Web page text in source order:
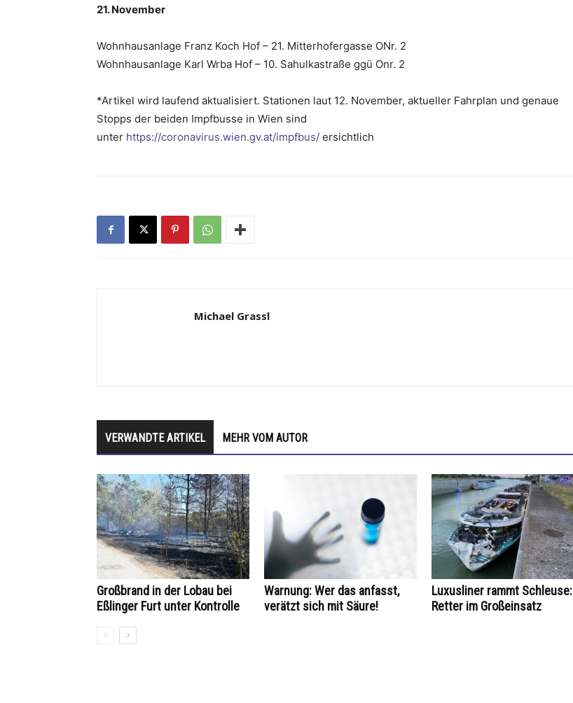
21. November
Wohnhausanlage Franz Koch Hof – 21. Mitterhofergasse ONr. 2
Wohnhausanlage Karl Wrba Hof – 10. Sahulkastraße ggü Onr. 2
*Artikel wird laufend aktualisiert. Stationen laut 12. November, aktueller Fahrplan und genaue
Stopps der beiden Impfbusse in Wien sind
unter https://coronavirus.wien.gv.at/impfbus/ ersichtlich
Michael Grassl
VERWANDTE ARTIKEL MEHR VOM AUTOR
Großbrand in der Lobau bei
Eßlinger Furt unter Kontrolle
Warnung: Wer das anfasst,
verätzt sich mit Säure!
Luxusliner rammt Schleuse:
Retter im Großeinsatz